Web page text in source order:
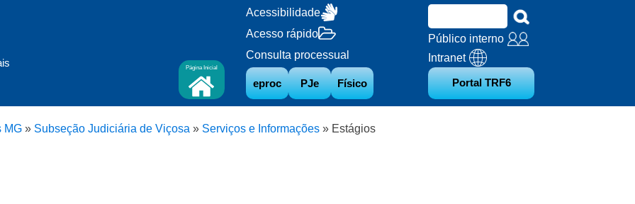
Página Inicial
Acessibilidade
Acesso rápido
Consulta processual
eproc PJe Físico
Público interno
Intranet
Portal TRF6
MG » Subseção Judiciária de Viçosa » Serviços e Informações » Estágios